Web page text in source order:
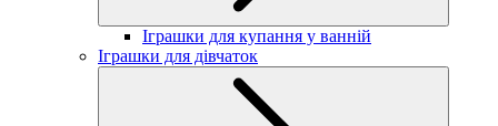
Іграшки для купання у ванній
Іграшки для дівчаток